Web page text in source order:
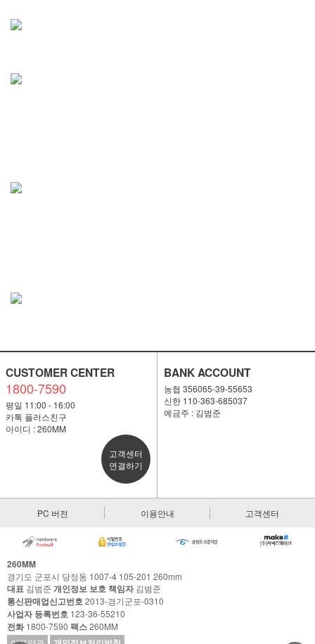
CUSTOMER CENTER
1800-7590
평일 11:00 - 16:00
카톡 플러스친구
아이디 : 260MM
고객센터
연결하기
BANK ACCOUNT
농협 356065-39-55653
신한 110-363-685037
예금주 : 김범준
PC 버전 이용안내 고객센터
260MM
경기도 군포시 당정동 1007-4 105-201 260mm
대표 김범준 개인정보 보호 책임자김범준
통신판매업신고번호2013-경기군포-0310
사업자 등록번호 123-36-55210
전화1800-7590 팩스260MM